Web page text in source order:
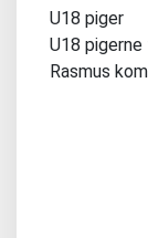
U18 piger
U18
Rasmus